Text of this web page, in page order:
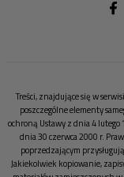
Treści, znajdujące się w
poszczególne elementy
ochroną Ustawy z dnia 4
dnia 30 czerwca 2000 r.
poprzedzającym
Jakiekolwiek kopiowanie,